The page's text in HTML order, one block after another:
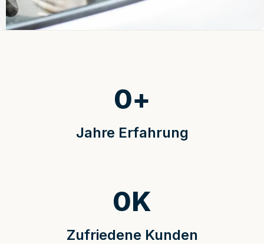
Jahre Erfahrung
0+
Zufriedene Kunden
0K